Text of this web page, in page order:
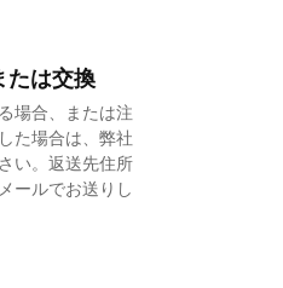
たは交換
場合、または注
た場合は、弊社
い。返送先住所
ールでお送りし